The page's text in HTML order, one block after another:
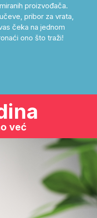
proizvođača.
pribor za vrata,
čeka na jednom
ono što traži!
već